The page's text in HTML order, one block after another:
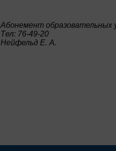
Абонемент образовательных
Tел: 76-49-20
Нейфельд Е. А.